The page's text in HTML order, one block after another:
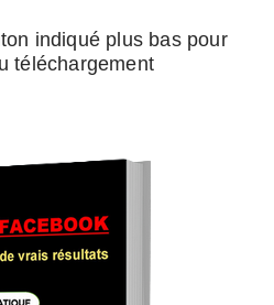
indiqué plus bas pour
téléchargement